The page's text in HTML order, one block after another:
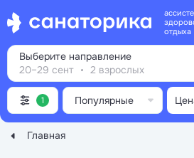
отдыха
Главная
Выберите направление
20–29 сент
2 взрослых
1 Популярные